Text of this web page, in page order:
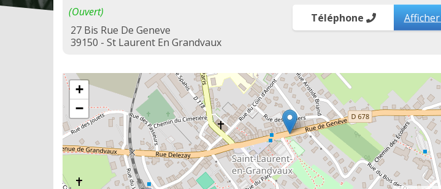
(Ouvert)
27 Bis Rue De Geneve
39150 - St Laurent En Grandvaux
Téléphone
+
−